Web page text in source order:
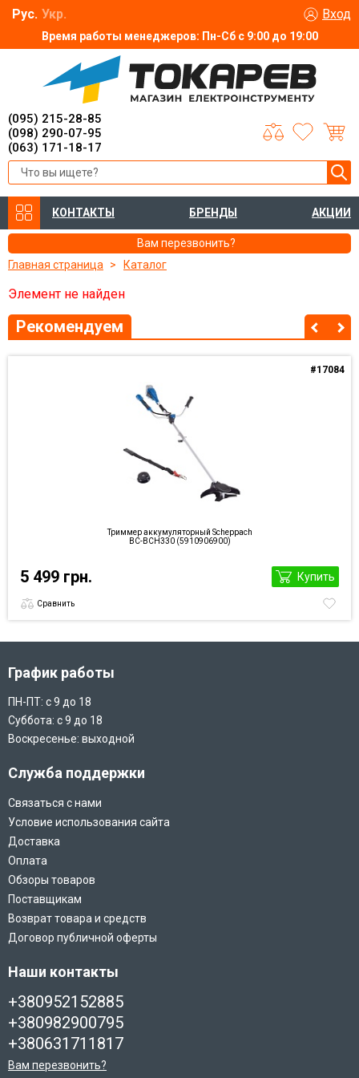
Время работы менеджеров: Пн-Сб с 9:00 до 19:00
Рус. Укр. Вход
(095) 215-28-85
(098) 290-07-95
(063) 171-18-17
КОНТАКТЫ БРЕНДЫ АКЦИИ
Вам перезвонить?
Главная страница
Каталог
Элемент не найден
Рекомендуем
#17084
Триммер аккумуляторный Scheppach
BC-BCH330 (5910906900)
5 499 грн. Купить
Сравнить
График работы
ПН-ПТ: с 9 до 18
Суббота: с 9 до 18
Воскресенье: выходной
Служба поддержки
Связаться с нами
Условие использования сайта
Доставка
Оплата
Обзоры товаров
Поставщикам
Возврат товара и средств
Договор публичной оферты
Наши контакты
+380952152885
+380982900795
+380631711817
Вам перезвонить?